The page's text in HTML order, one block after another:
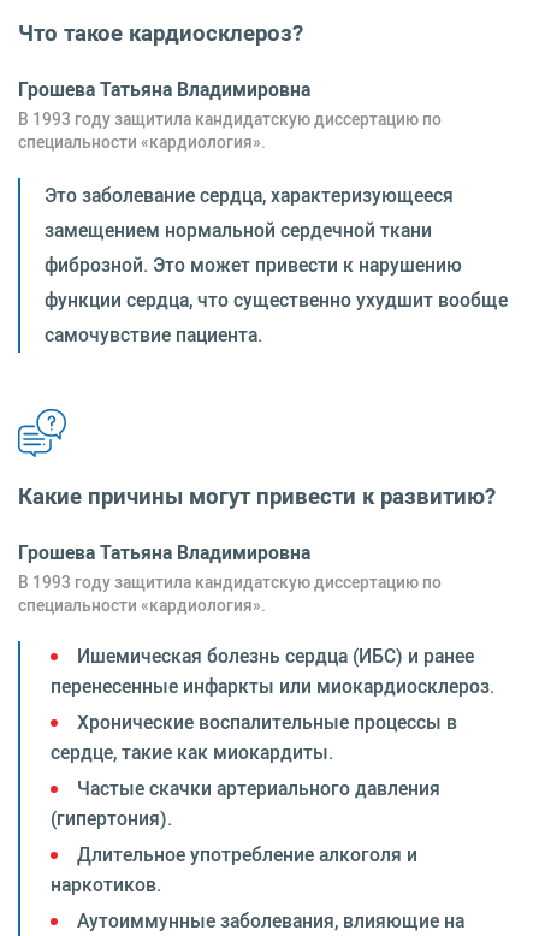
Что такое кардиосклероз?
Грошева Татьяна Владимировна
В 1993 году защитила кандидатскую диссертацию по
специальности «кардиология».
Это заболевание сердца, характеризующееся
замещением нормальной сердечной ткани
фиброзной. Это может привести к нарушению
функции сердца, что существенно ухудшит вообще
самочувствие пациента.
Какие причины могут привести к развитию?
Грошева Татьяна Владимировна
В 1993 году защитила кандидатскую диссертацию по
специальности «кардиология».
Ишемическая болезнь сердца (ИБС) и ранее
перенесенные инфаркты или миокардиосклероз.
Хронические воспалительные процессы в
сердце, такие как миокардиты.
Частые скачки артериального давления
(гипертония).
Длительное употребление алкоголя и
наркотиков.
Аутоиммунные заболевания, влияющие на